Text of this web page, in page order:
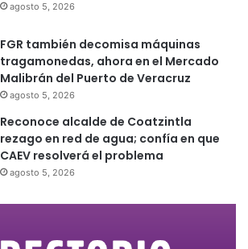
agosto 5, 2026
FGR también decomisa máquinas
tragamonedas, ahora en el Mercado
Malibrán del Puerto de Veracruz
agosto 5, 2026
Reconoce alcalde de Coatzintla
rezago en red de agua; confía en que
CAEV resolverá el problema
agosto 5, 2026